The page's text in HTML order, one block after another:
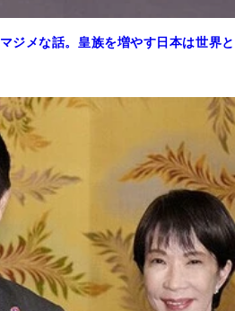
ジメな話。皇族を増やす日本は世界と